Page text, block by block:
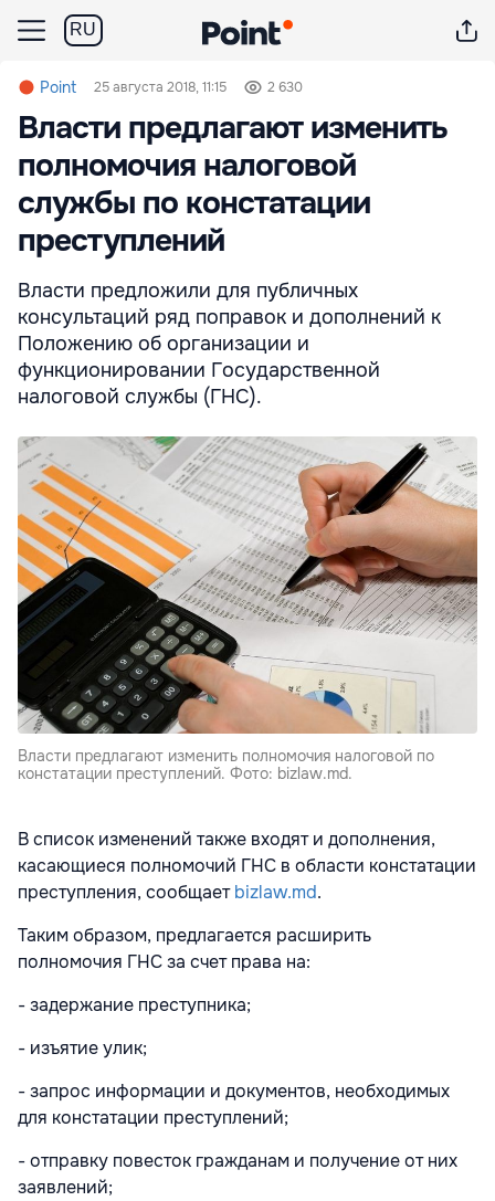
RU
Point 25 августа 2018, 11:15 2 630
Власти предлагают изменить
полномочия налоговой
службы по констатации
преступлений
Власти предложили для публичных
консультаций ряд поправок и дополнений к
Положению об организации и
функционировании Государственной
налоговой службы (ГНС).
Власти предлагают изменить полномочия налоговой по
констатации преступлений. Фото: bizlaw.md.
В список изменений также входят и дополнения,
касающиеся полномочий ГНС в области констатации
преступления, сообщаетbizlaw.md.
Таким образом, предлагается расширить
полномочия ГНС за счет права на:
- задержание преступника;
- изъятие улик;
- запрос информации и документов, необходимых
для констатации преступлений;
- отправку повесток гражданам и получение от них
заявлений;